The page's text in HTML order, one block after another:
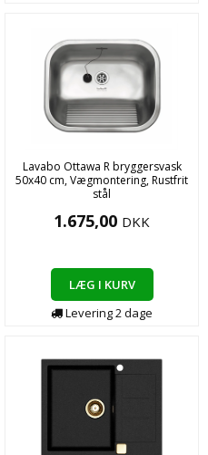
Lavabo Ottawa R bryggersvask
50x40 cm, Vægmontering, Rustfrit
stål
1.675,00 DKK
LÆG I KURV
Levering2dage